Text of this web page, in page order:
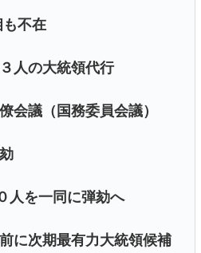
不在
人の大統領代行
会議（国務委員会議）
人を一同に弾劾へ
に次期最有力大統領候補